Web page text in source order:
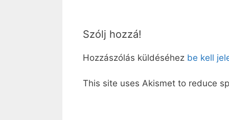
Szólj hozzá!
Hozzászólás küldéséhez be kell
This site uses Akismet to reduce